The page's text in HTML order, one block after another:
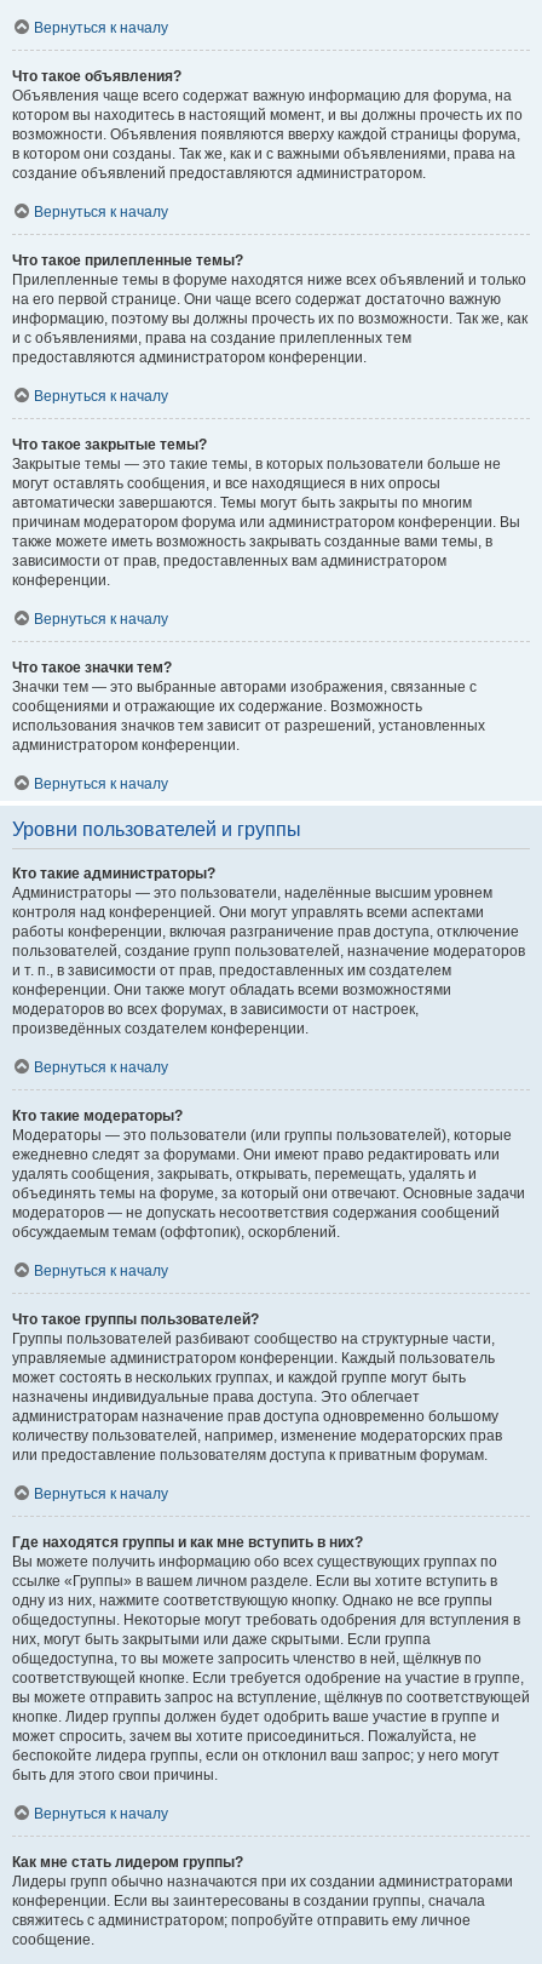
Вернуться к началу
Что такое объявления?
Объявления чаще всего содержат важную информацию для форума, на
котором вы находитесь в настоящий момент, и вы должны прочесть их по
возможности. Объявления появляются вверху каждой страницы форума,
в котором они созданы. Так же, как и с важными объявлениями, права на
создание объявлений предоставляются администратором.
Вернуться к началу
Что такое прилепленные темы?
Прилепленные темы в форуме находятся ниже всех объявлений и только
на его первой странице. Они чаще всего содержат достаточно важную
информацию, поэтому вы должны прочесть их по возможности. Так же, как
и с объявлениями, права на создание прилепленных тем
предоставляются администратором конференции.
Вернуться к началу
Что такое закрытые темы?
Закрытые темы — это такие темы, в которых пользователи больше не
могут оставлять сообщения, и все находящиеся в них опросы
автоматически завершаются. Темы могут быть закрыты по многим
причинам модератором форума или администратором конференции. Вы
также можете иметь возможность закрывать созданные вами темы, в
зависимости от прав, предоставленных вам администратором
конференции.
Вернуться к началу
Что такое значки тем?
Значки тем — это выбранные авторами изображения, связанные с
сообщениями и отражающие их содержание. Возможность
использования значков тем зависит от разрешений, установленных
администратором конференции.
Вернуться к началу
Уровни пользователей и группы
Кто такие администраторы?
Администраторы — это пользователи, наделённые высшим уровнем
контроля над конференцией. Они могут управлять всеми аспектами
работы конференции, включая разграничение прав доступа, отключение
пользователей, создание групп пользователей, назначение модераторов
и т. п., в зависимости от прав, предоставленных им создателем
конференции. Они также могут обладать всеми возможностями
модераторов во всех форумах, в зависимости от настроек,
произведённых создателем конференции.
Вернуться к началу
Кто такие модераторы?
Модераторы — это пользователи (или группы пользователей), которые
ежедневно следят за форумами. Они имеют право редактировать или
удалять сообщения, закрывать, открывать, перемещать, удалять и
объединять темы на форуме, за который они отвечают. Основные задачи
модераторов — не допускать несоответствия содержания сообщений
обсуждаемым темам (оффтопик), оскорблений.
Вернуться к началу
Что такое группы пользователей?
Группы пользователей разбивают сообщество на структурные части,
управляемые администратором конференции. Каждый пользователь
может состоять в нескольких группах, и каждой группе могут быть
назначены индивидуальные права доступа. Это облегчает
администраторам назначение прав доступа одновременно большому
количеству пользователей, например, изменение модераторских прав
или предоставление пользователям доступа к приватным форумам.
Вернуться к началу
Где находятся группы и как мне вступить в них?
Вы можете получить информацию обо всех существующих группах по
ссылке «Группы» в вашем личном разделе. Если вы хотите вступить в
одну из них, нажмите соответствующую кнопку. Однако не все группы
общедоступны. Некоторые могут требовать одобрения для вступления в
них, могут быть закрытыми или даже скрытыми. Если группа
общедоступна, то вы можете запросить членство в ней, щёлкнув по
соответствующей кнопке. Если требуется одобрение на участие в группе,
вы можете отправить запрос на вступление, щёлкнув по соответствующей
кнопке. Лидер группы должен будет одобрить ваше участие в группе и
может спросить, зачем вы хотите присоединиться. Пожалуйста, не
беспокойте лидера группы, если он отклонил ваш запрос; у него могут
быть для этого свои причины.
Вернуться к началу
Как мне стать лидером группы?
Лидеры групп обычно назначаются при их создании администраторами
конференции. Если вы заинтересованы в создании группы, сначала
свяжитесь с администратором; попробуйте отправить ему личное
сообщение.